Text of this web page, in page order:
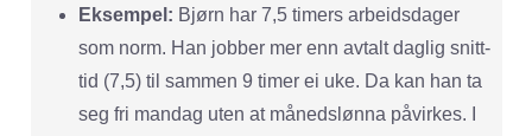
Eksempel: Bjørn har 7,5 timers arbeidsdager
som norm. Han jobber mer enn avtalt daglig snitt-
tid (7,5) til sammen 9 timer ei uke. Da kan han ta
seg fri mandag uten at månedslønna påvirkes. I